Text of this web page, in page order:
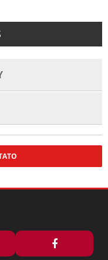
CONFORTO E
COM ESTILO E
COMPRA
AS MELHORES OPÇÕES E